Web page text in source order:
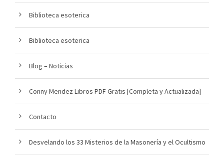
Biblioteca esoterica
Biblioteca esoterica
Blog – Noticias
Conny Mendez Libros PDF Gratis [Completa y Actualizada]
Contacto
Desvelando los 33 Misterios de la Masonería y el Ocultismo